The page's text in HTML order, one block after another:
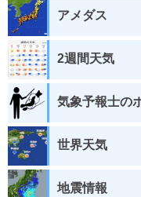
アメダス
2週間天気
気象予報士の
世界天気
地震情報